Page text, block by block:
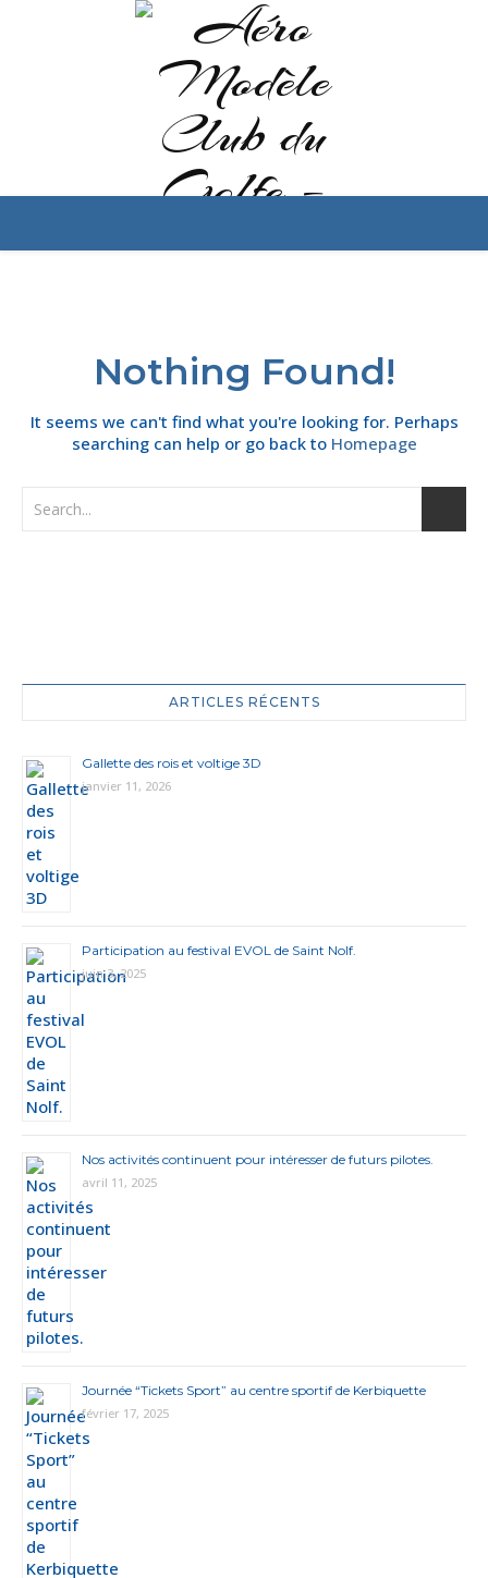
Nothing Found!
It seems we can't find what you're looking for. Perhaps
searching can help or go back to Homepage
ARTICLES RÉCENTS
Gallette des rois et voltige 3D
janvier 11, 2026
Participation au festival EVOL de Saint Nolf.
juin 3, 2025
Nos activités continuent pour intéresser de futurs pilotes.
avril 11, 2025
Journée “Tickets Sport” au centre sportif de Kerbiquette
février 17, 2025